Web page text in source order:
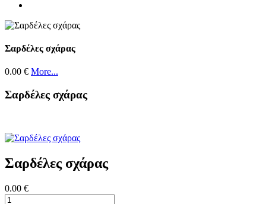
Σαρδέλες σχάρας
0.00 € More...
Σαρδέλες σχάρας
Σαρδέλες σχάρας
0.00 €